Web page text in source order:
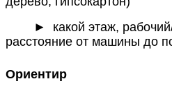
► какой этаж, рабочий/
расстояние от машины до
Ориентир